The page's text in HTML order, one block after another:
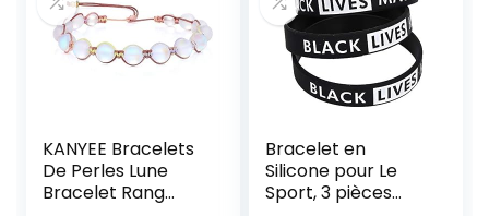
KANYEE Bracelets
De Perles Lune
Bracelet Rang
Bracelet en
Silicone pour Le
Sport, 3 pièces